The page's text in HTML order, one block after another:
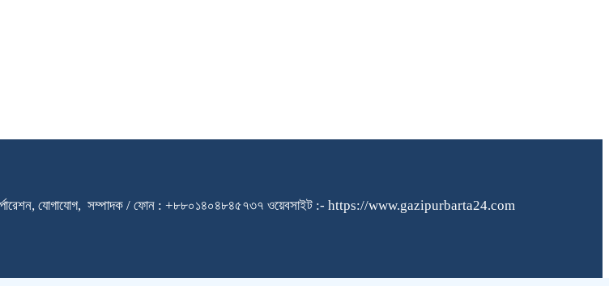
কর্পোরেশন, যোগাযোগ, সম্পাদক / ফোন : +৮৮০১৪০৪৮৪৫৭৩৭ ওয়েবসাইট :- https://www.gazipurbarta24.com